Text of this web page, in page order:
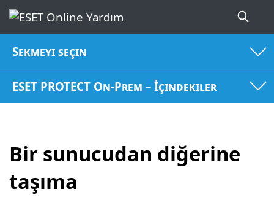
Sekmeyi seçin
ESET PROTECT On-Prem – İçindekiler
Bir sunucudan diğerine
taşıma